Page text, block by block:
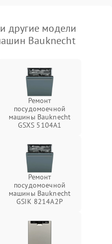
другие модели
Bauknecht
Ремонт
посудомоечной
машины Bauknecht
GSXS 5104A1
Ремонт
посудомоечной
машины Bauknecht
GSIK 8214A2P